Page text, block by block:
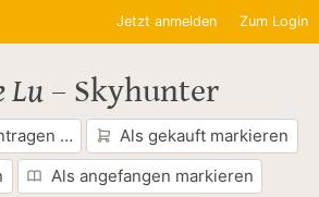
Jetzt anmelden Zum Login
Lu – Skyhunter
…
Als gekauft markieren
Als angefangen markieren